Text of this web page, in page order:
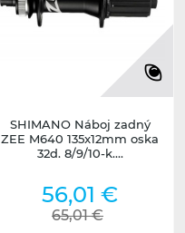
SHIMANO Náboj zadný
ZEE M640 135x12mm oska
32d. 8/9/10-k....
56,01 €
65,01 €